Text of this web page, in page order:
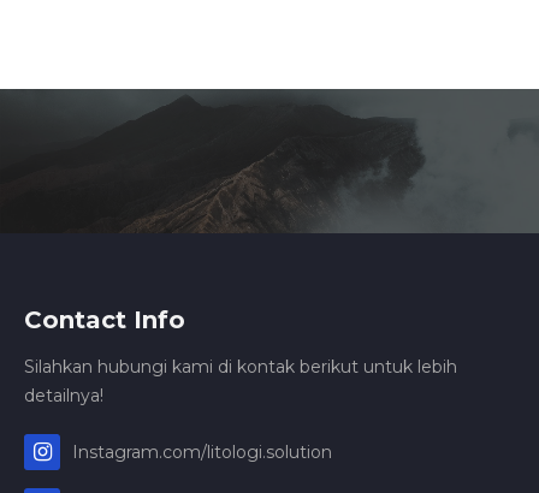
Contact Info
Silahkan hubungi kami di kontak berikut untuk lebih
detailnya!
Instagram.com/litologi.solution